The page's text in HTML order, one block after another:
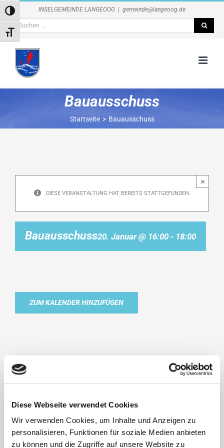
Diese Webseite verwendet Cookies
Wir verwenden Cookies, um Inhalte und Anzeigen zu
personalisieren, Funktionen für soziale Medien anbieten
zu können und die Zugriffe auf unsere Website zu
Zum
springen
INSELGEMEINDE LANGEOOG | gemeinde@langeoog.de
Suche
nach:
Bauausschuss
Startseite Bauausschuss
Umschalten auf hohe Kontraste
Schrift vergrößern
DIESE VERANSTALTUNG HAT BEREITS STATTGEFUNDEN.
×
Bauausschuss20. Januar @ 16:00 - 18:00
ZUM KALENDER HINZUFÜGEN
Rat Betriebsausschuss
Rasenschnitt- und Laubabfall (Blattwerk) sind kein Strauchschnitt.
Diese Abfälle gehören somit in die Biosäcke oder sind auf dem
eigenen Grundstück zu kompostieren und zu verwerten.